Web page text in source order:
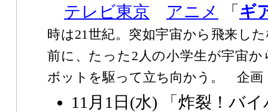
テレビ東京
アニメ 「 ギ
時は21世紀。突如宇宙から飛来し
前に、たった2人の小学生が宇宙
ボットを駆って立ち向かう。 企画
11月1日(水) 「炸裂！バ